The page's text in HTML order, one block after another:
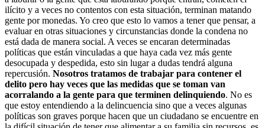
ilícito y a veces no contentos con esta situación, terminan matando
gente por monedas. Yo creo que esto lo vamos a tener que pensar, a
evaluar en otras situaciones y circunstancias donde la condena no
está dada de manera social. A veces se encaran determinadas
políticas que están vinculadas a que haya cada vez más gente
desocupada y despedida, esto sin lugar a dudas tendrá alguna
repercusión. Nosotros tratamos de trabajar para contener el
delito pero hay veces que las medidas que se toman van
acorralando a la gente para que terminen delinquiendo. No es
que estoy entendiendo a la delincuencia sino que a veces algunas
políticas son graves porque hacen que un ciudadano se encuentre en